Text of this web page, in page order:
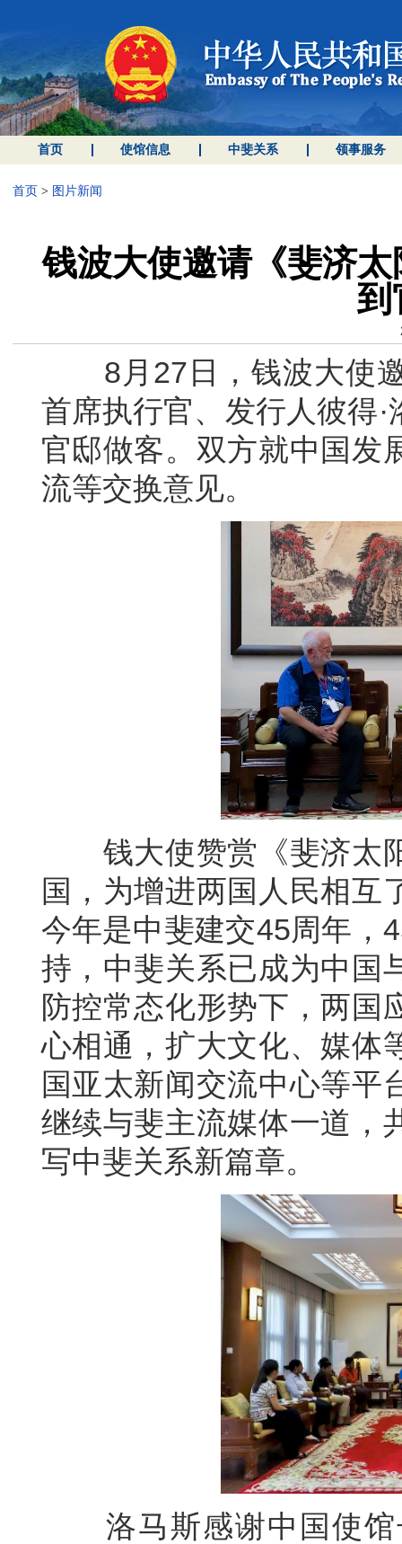
首页 使馆信息 中斐关系 领事服务
首页 > 图片新闻
钱波大使邀请《斐济
到
8月27日，钱波大使邀
首席执行官、发行人彼得
官邸做客。双方就中国发
流等交换意见。
钱大使赞赏《斐济太阳
国，为增进两国人民相互
今年是中斐建交45周年，
持，中斐关系已成为中国
防控常态化形势下，两国
心相通，扩大文化、媒体
国亚太新闻交流中心等平
继续与斐主流媒体一道，
写中斐关系新篇章。
洛马斯感谢中国使馆